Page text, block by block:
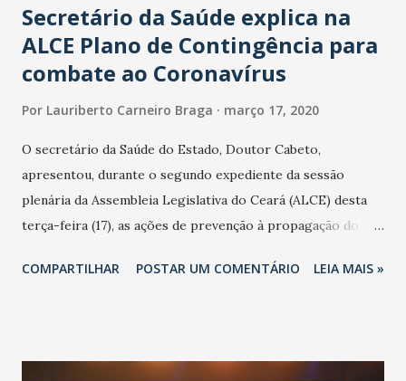
Secretário da Saúde explica na
ALCE Plano de Contingência para
combate ao Coronavírus
Por Lauriberto Carneiro Braga março 17, 2020
O secretário da Saúde do Estado, Doutor Cabeto,
apresentou, durante o segundo expediente da sessão
plenária da Assembleia Legislativa do Ceará (ALCE) desta
terça-feira (17), as ações de prevenção à propagação do
adotadas pelo Governo do Estado na contenção da
população suspeita e de cuidados com os ambientes
COMPARTILHAR POSTAR UM COMENTÁRIO LEIA MAIS »